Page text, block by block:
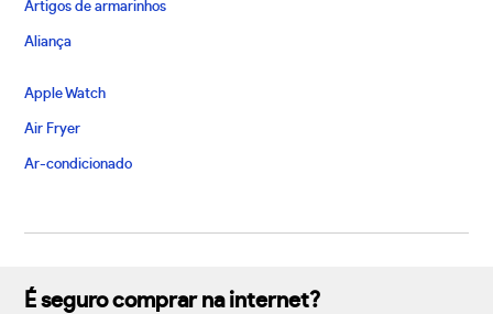
Artigos de armarinhos
Aliança
Apple Watch
Air Fryer
Ar-condicionado
É seguro comprar na internet?